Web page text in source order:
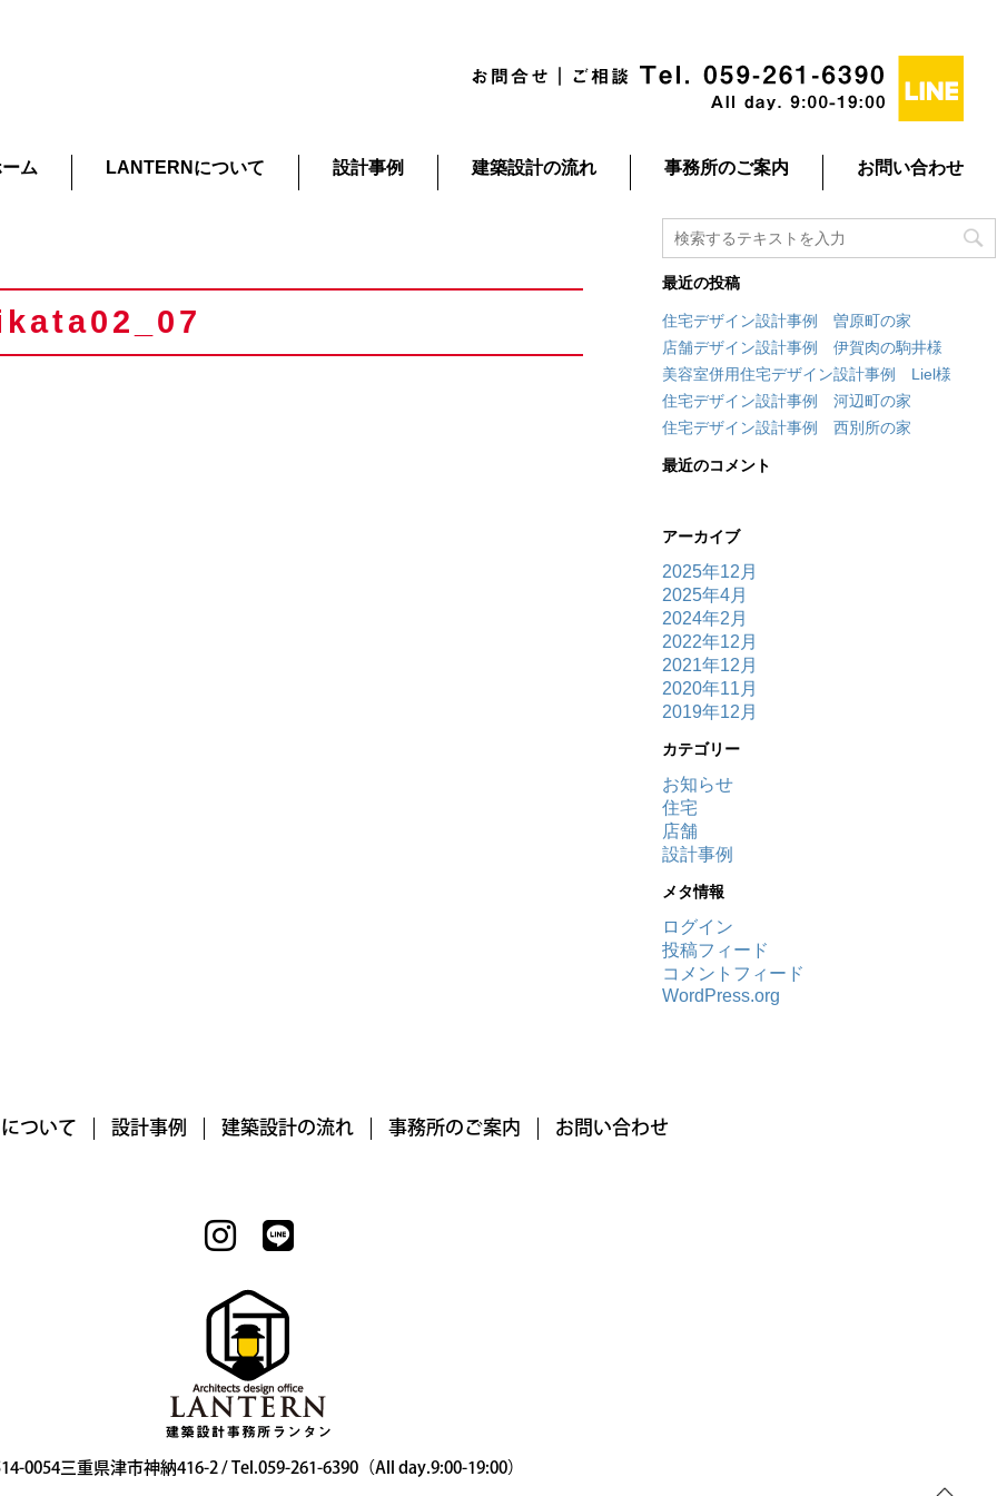
ム LANTERNについて 設計事例 建築設計の流れ 事務所のご案内 お問い合わせ
最近の投稿
住宅デザイン設計事例 曽原町の家
店舗デザイン設計事例 伊賀肉の駒井様
美容室併用住宅デザイン設計事例 Liel様
住宅デザイン設計事例 河辺町の家
住宅デザイン設計事例 西別所の家
最近のコメント
アーカイブ
2025年12月
2025年4月
2024年2月
2022年12月
2021年12月
2020年11月
2019年12月
カテゴリー
お知らせ
住宅
店舗
設計事例
メタ情報
ログイン
投稿フィード
コメントフィード
WordPress.org
ついて 設計事例 建築設計の流れ 事務所のご案内 お問い合わせ
0054三重県津市神納416-2 / Tel.059-261-6390（All day.9:00-19:00）